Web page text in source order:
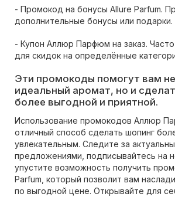
- Промокод на бонусы Allure Parfum.
дополнительные бонусы или подарки.
- Купон Аллюр Парфюм на заказ. Часто
для скидок на определённые
Эти промокоды помогут вам
идеальный аромат, но и
более выгодной и приятной.
Использование промокодов Аллюр
отличный способ сделать шопинг
увлекательным. Следите за
предложениями, подписывайтесь на
упустите возможность получить
Parfum, который позволит вам
по выгодной цене. Открывайте для